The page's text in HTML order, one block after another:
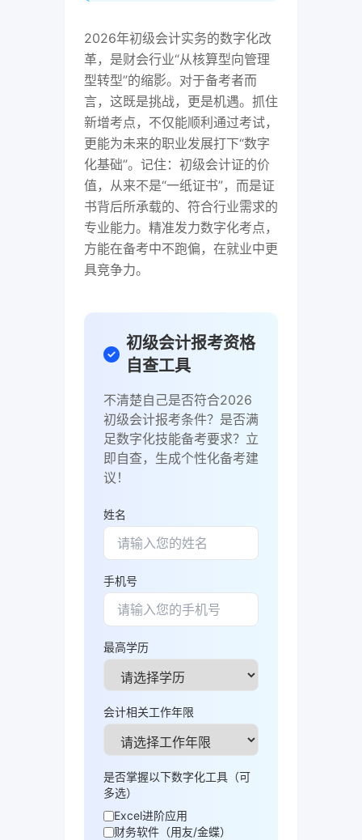
2026年初级会计实务的数字化改
革，是财会行业“从核算型向管理
型转型”的缩影。对于备考者而
言，这既是挑战，更是机遇。抓住
新增考点，不仅能顺利通过考试，
更能为未来的职业发展打下“数字
化基础”。记住：初级会计证的价
值，从来不是“一纸证书”，而是证
书背后所承载的、符合行业需求的
专业能力。精准发力数字化考点，
方能在备考中不跑偏，在就业中更
具竞争力。
初级会计报考资格
自查工具
不清楚自己是否符合2026
初级会计报考条件？是否满
足数字化技能备考要求？立
即自查，生成个性化备考建
议！
姓名
手机号
最高学历
会计相关工作年限
是否掌握以下数字化工具（可
多选）
Excel进阶应用
财务软件（用友/金蝶）